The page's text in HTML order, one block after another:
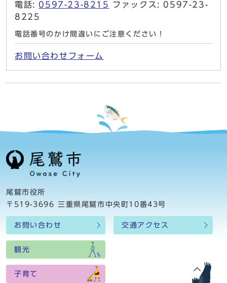
電話: 0597-23-8215
ファックス: 0597-23-
8225
電話番号のかけ間違いにご注意ください！
お問い合わせフォーム
尾鷲市役所
〒519-3696 三重県尾鷲市中央町10番43号
お問い合わせ 交通アクセス
観光
子育て